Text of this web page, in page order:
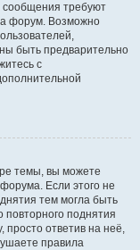
требуют
форум. Возможно
быть предварительно
с
темы, вы можете
Если этого не
тем могла быть
поднятия
ответив на неё,
правила